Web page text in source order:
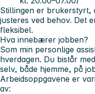
Stillingen er brukerstyrt,
justeres ved behov. Det
fleksibel.
Hva innebærer jobben?
Som min personlige
hverdagen. Du bistår
selv, både hjemme, på
Arbeidsoppgavene er
av: